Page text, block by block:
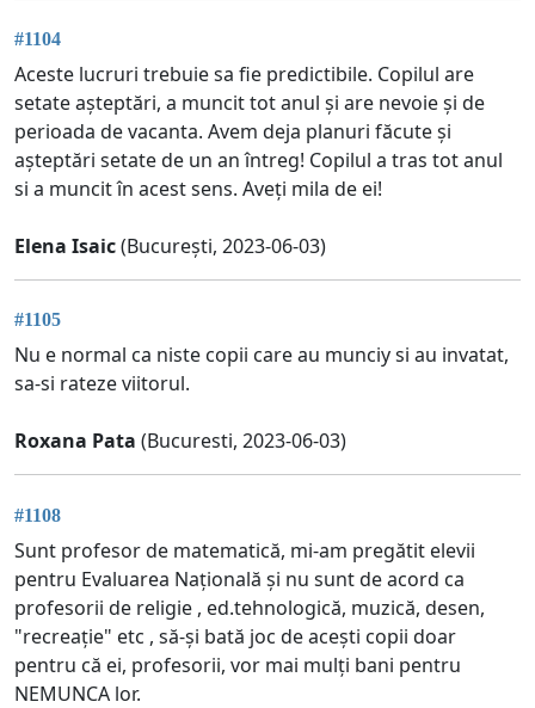
#1104
Aceste lucruri trebuie sa fie predictibile. Copilul are
setate așteptări, a muncit tot anul și are nevoie și de
perioada de vacanta. Avem deja planuri făcute și
așteptări setate de un an întreg! Copilul a tras tot anul
si a muncit în acest sens. Aveți mila de ei!
Elena Isaic(București, 2023-06-03)
#1105
Nu e normal ca niste copii care au munciy si au invatat,
sa-si rateze viitorul.
Roxana Pata (Bucuresti, 2023-06-03)
#1108
Sunt profesor de matematică, mi-am pregătit elevii
pentru Evaluarea Națională și nu sunt de acord ca
profesorii de religie , ed.tehnologică, muzică, desen,
"recreație" etc , să-și bată joc de acești copii doar
pentru că ei, profesorii, vor mai mulți bani pentru
NEMUNCA lor.